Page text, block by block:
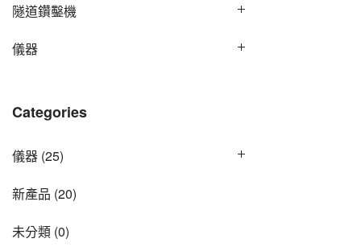
隧道鑽鑿機
儀器
Categories
儀器 (25)
新產品 (20)
未分類 (0)